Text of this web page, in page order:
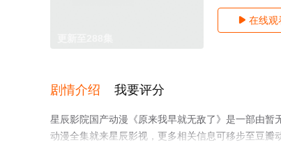
 在线观
剧情介绍 我要评分
星辰影院国产动漫《原来我早就无敌了》是一部由
动漫全集就来星辰影视，更多相关信息可移步至豆瓣